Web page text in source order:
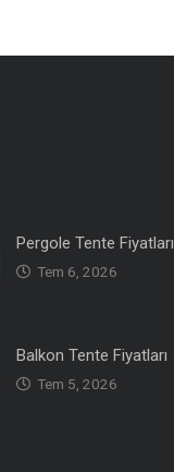
Pergole Tente Fiyatları
Tem 6, 2026
Balkon Tente Fiyatları
Tem 5, 2026